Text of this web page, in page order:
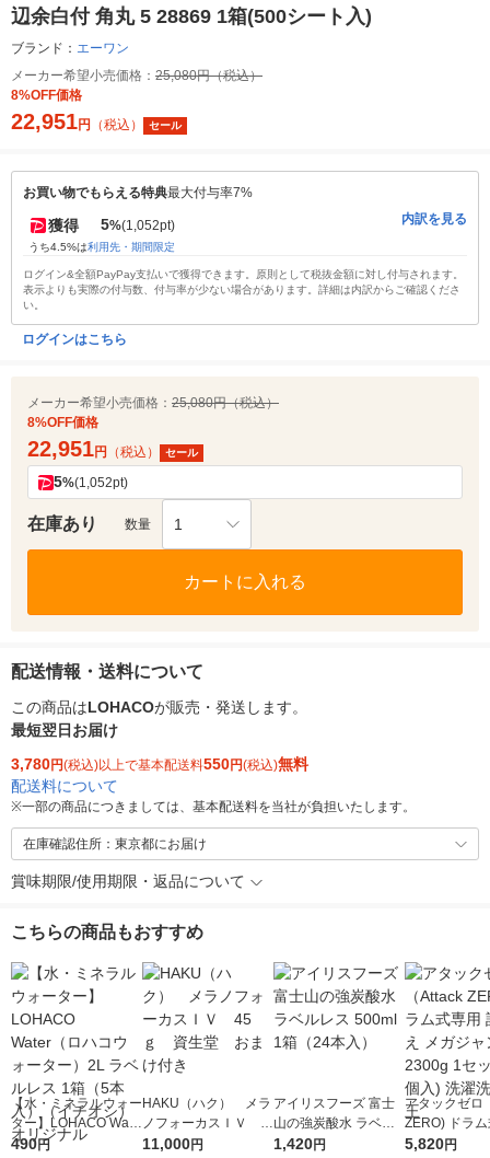
辺余白付 角丸 5 28869 1箱(500シート入)
ブランド： エーワン
メーカー希望小売価格： 25,080円（税込）
8%OFF価格
22,951円 （税込） セール
お買い物でもらえる特典最大付与率7%
獲得 5%(1,052pt)
うち4.5%は利用先・期間限定
内訳を見る
ログイン&全額PayPay支払いで獲得できます。原則として税抜金額に対し付与されます。
表示よりも実際の付与数、付与率が少ない場合があります。詳細は内訳からご確認くださ
い。
ログインはこちら
メーカー希望小売価格： 25,080円（税込）
8%OFF価格
22,951円 （税込） セール
5%(1,052pt)
在庫あり 数量 1
カートに入れる
配送情報・送料について
この商品はLOHACOが販売・発送します。
最短翌日お届け
3,780円(税込)以上で基本配送料550円(税込)無料
配送料について
※一部の商品につきましては、基本配送料を当社が負担いたします。
在庫確認住所：東京都にお届け
賞味期限/使用期限・返品について
こちらの商品もおすすめ
【水・ミネラルウォー
ター】LOHACO Wate
r（ロハコウォータ
490円
HAKU（ハク） メラ
ノフォーカスＩＶ 4
5ｇ 資生堂 おまけ
11,000円
アイリスフーズ 富士
山の強炭酸水 ラベル
レス 500ml 1箱（24
1,420円
アタックゼロ
ZERO) ドラ
詰め替え メガ
5,820円